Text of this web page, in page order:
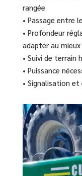
rangée
• Passage entre
• Profondeur
adapter au
• Suivi de terrain
• Puissance
• Signalisation et